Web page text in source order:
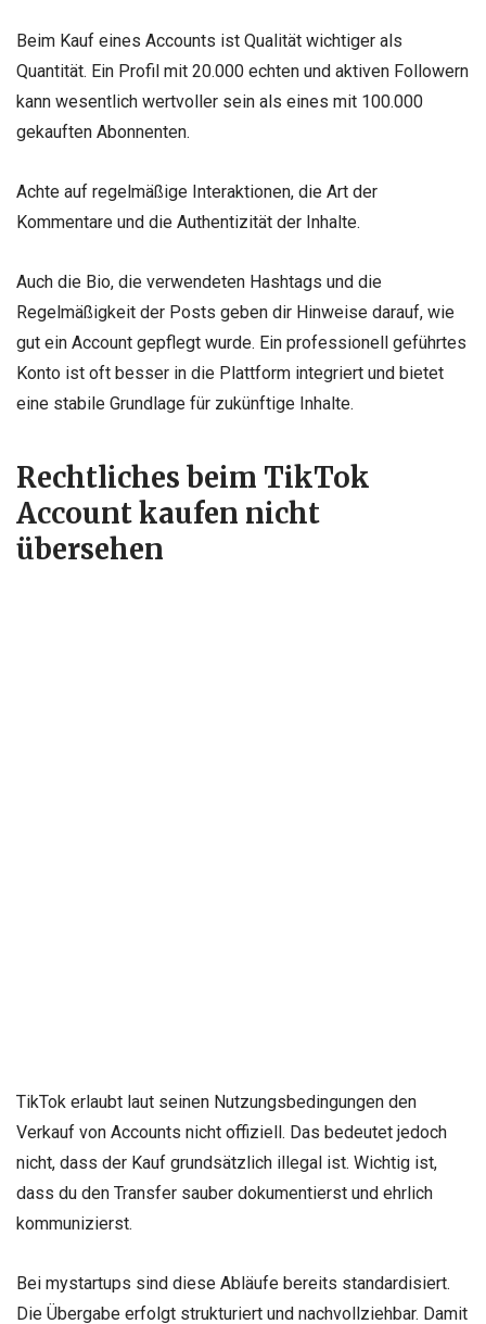
Beim Kauf eines Accounts ist Qualität wichtiger als
Quantität. Ein Profil mit 20.000 echten und aktiven Followern
kann wesentlich wertvoller sein als eines mit 100.000
gekauften Abonnenten.
Achte auf regelmäßige Interaktionen, die Art der
Kommentare und die Authentizität der Inhalte.
Auch die Bio, die verwendeten Hashtags und die
Regelmäßigkeit der Posts geben dir Hinweise darauf, wie
gut ein Account gepflegt wurde. Ein professionell geführtes
Konto ist oft besser in die Plattform integriert und bietet
eine stabile Grundlage für zukünftige Inhalte.
Rechtliches beim TikTok
Account kaufen nicht
übersehen
TikTok erlaubt laut seinen Nutzungsbedingungen den
Verkauf von Accounts nicht offiziell. Das bedeutet jedoch
nicht, dass der Kauf grundsätzlich illegal ist. Wichtig ist,
dass du den Transfer sauber dokumentierst und ehrlich
kommunizierst.
Bei mystartups sind diese Abläufe bereits standardisiert.
Die Übergabe erfolgt strukturiert und nachvollziehbar. Damit